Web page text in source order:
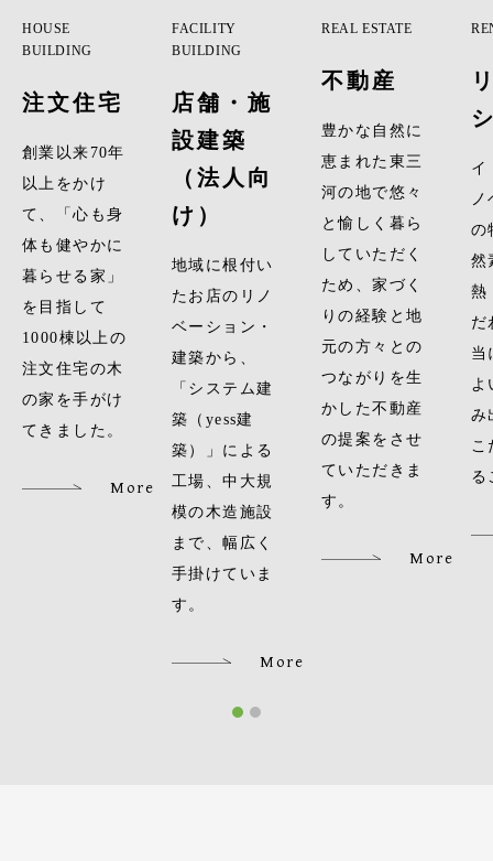
HOUSE
BUILDING
注文住宅
創業以来70年
以上をかけ
て、「心も身
体も健やかに
暮らせる家」
を目指して
1000棟以上の
注文住宅の木
の家を手がけ
てきました。
More
FACILITY
BUILDING
店舗・施
設建築
（法人向
け）
地域に根付い
たお店のリノ
ベーション・
建築から、
「システム建
築（yess建
築）」による
工場、中大規
模の木造施設
まで、幅広く
手掛けていま
す。
More
REAL ESTATE
不動産
豊かな自然に
恵まれた東三
河の地で悠々
と愉しく暮ら
していただく
ため、家づく
りの経験と地
元の方々との
つながりを生
かした不動産
の提案をさせ
ていただきま
す。
More
イ
の
然
熱
だ
当
よ
み
こ
る